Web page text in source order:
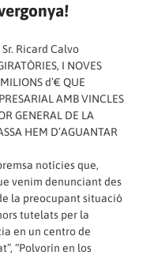
Ricard Calvo
I NOVES
d’€ QUE
AMB VINCLES
GENERAL DE LA
HEM D’AGUANTAR
notícies que,
venim denunciant des
la preocupant situació
tutelats per la
en un centro de
“Polvorín en los